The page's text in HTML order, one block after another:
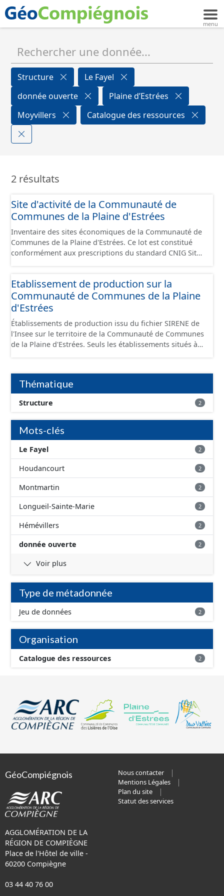
Structure
Le Fayel
donnée ouverte
Plaine d’Estrées
Moyvillers
Catalogue des ressources
2 résultats
Site d'activité de la Communauté de
Communes de la Plaine d'Estrées
Inventaire des sites économiques de la Communauté de
Communes de la Plaine d'Estrées. Ce lot est constitué
conformément aux prescriptions du standard CNIG Sites
Etablissement de production sur la
Communauté de Communes de la Plaine
d'Estrées
Établissements de production issu du fichier SIRENE de
l'Insee sur le territoire de la Communauté de Communes
de la Plaine d'Estrées. Seuls les établissements situés à
conformément aux prescriptions du standard CNIG Sites
Économiques. Ce lot ne contient pas la référence aux
terrains à vocation économique à ce jour. Il est filtré au-
delà des prescriptions du CNIG se limitant aux SCI.
Thématique
Structure 2
Mots-clés
Le Fayel 2
Houdancourt 2
Montmartin 2
Longueil-Sainte-Marie 2
Hémévillers 2
donnée ouverte 2
Voir plus
Type de métadonnée
Jeu de données 2
Organisation
Catalogue des ressources 2
GéoCompiégnois
AGGLOMÉRATION DE LA
RÉGION DE COMPIÈGNE
Place de l'Hôtel de ville -
60200 Compiègne
03 44 40 76 00
Nous contacter
Mentions Légales
Plan du site
Statut des services